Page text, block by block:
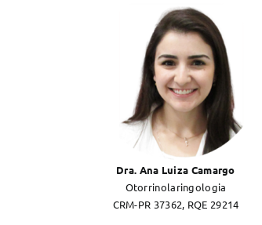
Dra. Ana Luiza Camargo
Otorrinolaringologia
CRM-PR 37362, RQE 29214